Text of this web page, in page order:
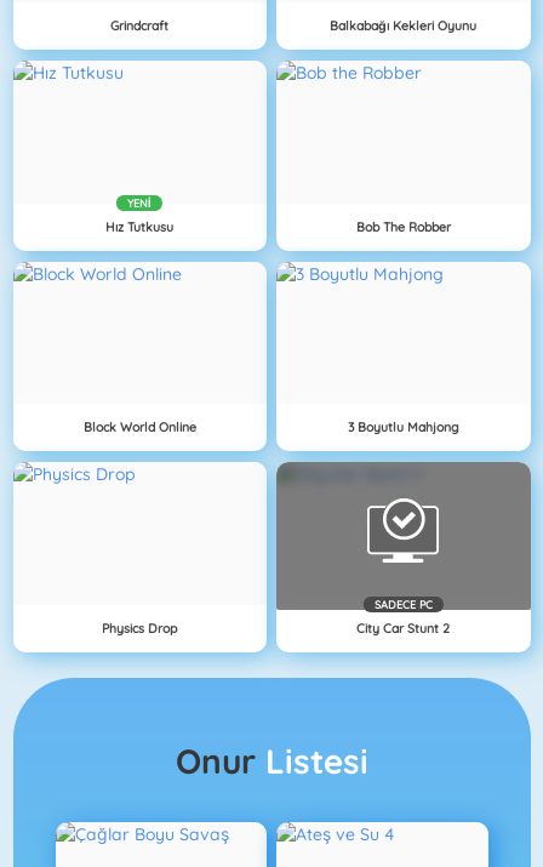
Grindcraft Balkabağı Kekleri Oyunu
YENI
Hız Tutkusu Bob The Robber
Block World Online 3 Boyutlu Mahjong
Physics Drop
SADECE PC
City Car Stunt 2
Onur Listesi